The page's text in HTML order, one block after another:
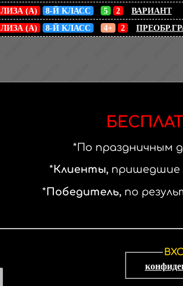
ЛИЗА (А) 8-Й КЛАСС 5 2 ВАРИАНТ
ЛИЗА (А) 8-Й КЛАСС 4+ 2
По праздничным
Клиенты, пришедшие
Победитель, по